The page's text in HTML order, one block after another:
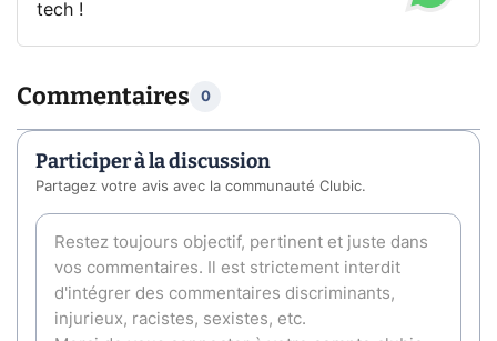
tech !
Commentaires 0
Participer à la discussion
Partagez votre avis avec la communauté Clubic.